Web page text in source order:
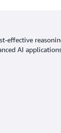
effective
AI